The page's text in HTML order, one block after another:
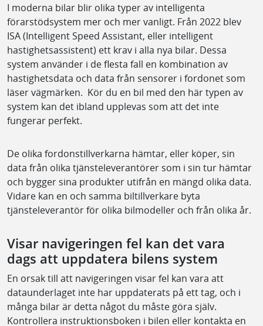
I moderna bilar blir olika typer av intelligenta
förarstödsystem mer och mer vanligt. Från 2022 blev
ISA (Intelligent Speed Assistant, eller intelligent
hastighetsassistent) ett krav i alla nya bilar. Dessa
system använder i de flesta fall en kombination av
hastighetsdata och data från sensorer i fordonet som
läser vägmärken. Kör du en bil med den här typen av
system kan det ibland upplevas som att det inte
fungerar perfekt.
De olika fordonstillverkarna hämtar, eller köper, sin
data från olika tjänsteleverantörer som i sin tur hämtar
och bygger sina produkter utifrån en mängd olika data.
Vidare kan en och samma biltillverkare byta
tjänsteleverantör för olika bilmodeller och från olika år.
Visar navigeringen fel kan det vara
dags att uppdatera bilens system
En orsak till att navigeringen visar fel kan vara att
dataunderlaget inte har uppdaterats på ett tag, och i
många bilar är detta något du måste göra själv.
Kontrollera instruktionsboken i bilen eller kontakta en